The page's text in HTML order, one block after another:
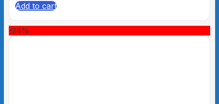
Add to cart
-24%